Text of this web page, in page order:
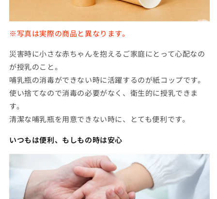
※写真は実際の商品と異なります。
災害時に小さな赤ちゃんを抱えるご家庭にとって心配なの
が授乳のこと。
哺乳瓶の消毒ができない時に活躍するのが紙コップです。
使い捨てなので消毒の必要がなく、衛生的に授乳できま
す。
清潔な哺乳瓶を用意できない時に、とても便利です。
いつもは便利、もしもの時は安心